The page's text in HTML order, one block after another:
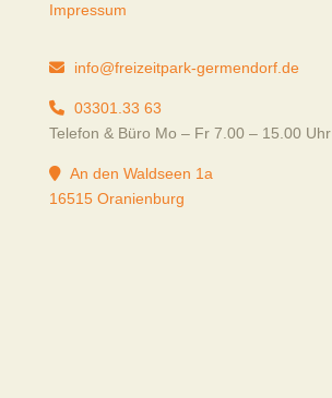
Impressum
info@freizeitpark-germendorf.de
03301.33 63
Telefon & Büro Mo – Fr 7.00 – 15.00 Uhr
An den Waldseen 1a
16515 Oranienburg